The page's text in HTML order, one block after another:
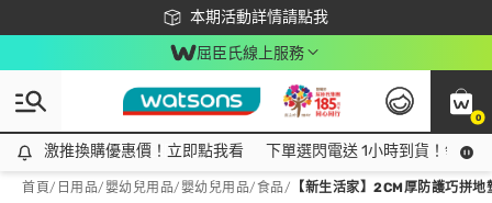
本期活動詳情請點我
下載app最高回饋$350
屈臣氏線上服務
0
激推換購優惠價！立即點我看
激推換購優惠價！立即點我看 下單選閃電送 1小時到貨！領神
首頁/ 日用品/嬰幼兒用品/嬰幼兒用品/食品/ 【新生活家】2CM厚防護巧拼